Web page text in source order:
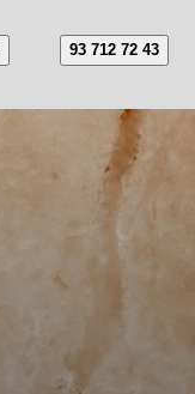
93 712 72 43